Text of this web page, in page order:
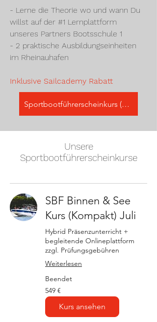
- Lerne die Theorie wo und wann Du
willst auf der #1 Lernplattform
unseres Partners Bootsschule 1
- 2 praktische Ausbildungseinheiten
im Rheinauhafen
Inklusive Sailcademy Rabatt
Sportbootführerscheinkurs (NUR ONLINE bei unserem Partner Bootsschule 1)
Unsere
Sportbootführerscheinkurse
SBF Binnen & See
Kurs (Kompakt) Juli
Hybrid Präsenzunterricht +
begleitende Onlineplattform
zzgl. Prüfungsgebühren
Weiterlesen
Beendet
549
Euro
549 €
Kurs ansehen